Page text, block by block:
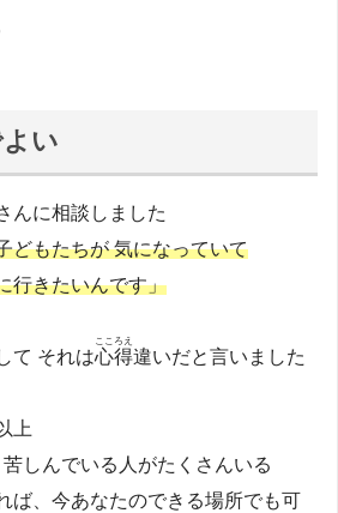
い
んに相談しました
どもたちが 気になっていて
行きたいんです」
て それは心得
こころえ
違いだと言いました
上
苦しんでいる人がたくさんいる
ば、今あなたのできる場所でも可